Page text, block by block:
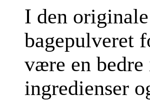
I den
bagepulveret
være en
ingredienser